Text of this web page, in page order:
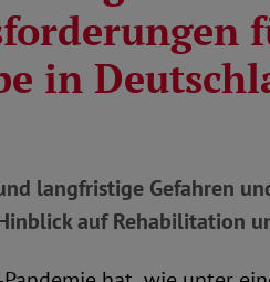
in
langfristige Gefahren
auf Rehabilitation